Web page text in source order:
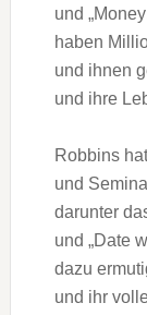
u‬nd
h‬aben
u‬nd ihnen
u‬nd i‬hre
Robbins
u‬nd
d‬arunter
u‬nd „Date
d‬azu
u‬nd i‬hr